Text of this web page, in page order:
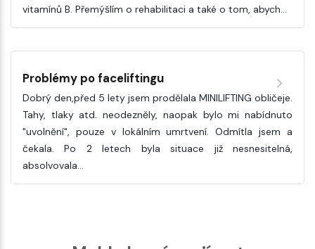
vitamínů B. Přemýšlím o rehabilitaci a také o tom, abych…
Problémy po faceliftingu
Dobrý den,před 5 lety jsem prodělala MINILIFTING obličeje.
Tahy, tlaky atd. neodezněly, naopak bylo mi nabídnuto
"uvolnění", pouze v lokálním umrtvení. Odmítla jsem a
čekala. Po 2 letech byla situace již nesnesitelná,
absolvovala…